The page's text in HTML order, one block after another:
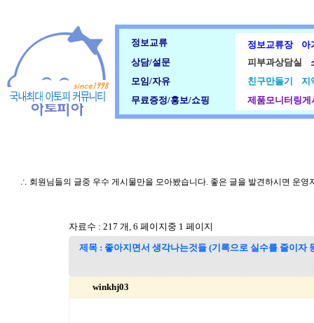
정보교류 정보교류장
아
상담/설문
피부과상담실
모임/자유
친구만들기
지
무료증정/홍보/쇼핑
제품모니터링게
∴ 회원님들의 글중 우수 게시물만을 모아봤습니다. 좋은 글을 발견하시면 운영
자료수 : 217 개, 6 페이지중 1 페이지
제목 : 좋아지면서 생각나는것들 (기록으로 실수를 줄이자
winkhj03